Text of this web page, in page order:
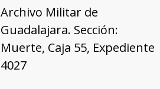
Archivo Militar de
Guadalajara. Sección:
Muerte, Caja 55, Expediente
4027